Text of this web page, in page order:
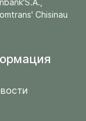
Chisinau